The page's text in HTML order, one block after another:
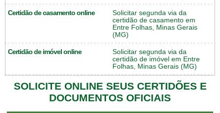
Certidão de casamento online
Solicitar segunda via da
certidão de casamento em
Entre Folhas, Minas Gerais
(MG)
Certidão de imóvel online
Solicitar segunda via da
certidão de imóvel em Entre
Folhas, Minas Gerais (MG)
SOLICITE ONLINE SEUS CERTIDÕES E
DOCUMENTOS OFICIAIS